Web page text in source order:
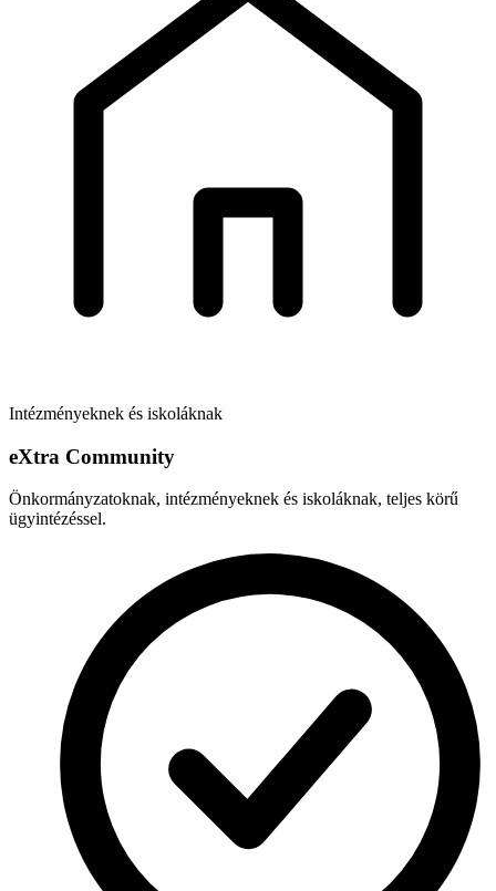
Intézményeknek és iskoláknak
eXtra Community
Önkormányzatoknak, intézményeknek és iskoláknak, teljes körű
ügyintézéssel.